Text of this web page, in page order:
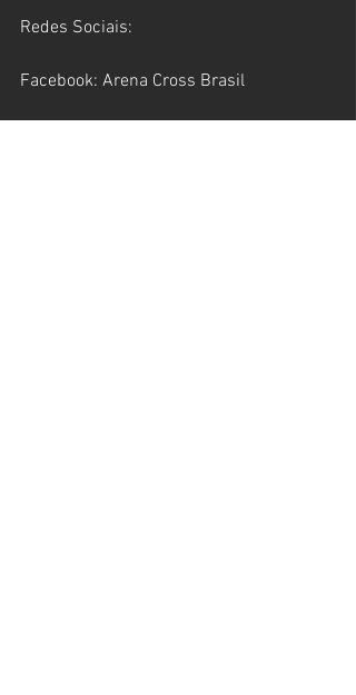
Redes Sociais:
Facebook: Arena Cross Brasil